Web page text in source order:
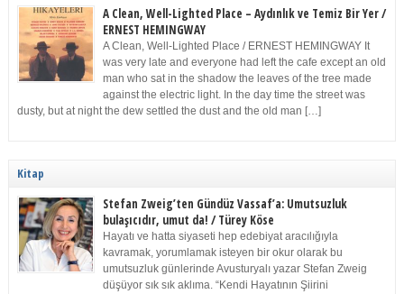
A Clean, Well-Lighted Place – Aydınlık ve Temiz Bir Yer /
ERNEST HEMINGWAY
A Clean, Well-Lighted Place / ERNEST HEMINGWAY It
was very late and everyone had left the cafe except an old
man who sat in the shadow the leaves of the tree made
against the electric light. In the day time the street was
dusty, but at night the dew settled the dust and the old man […]
Kitap
Stefan Zweig’ten Gündüz Vassaf’a: Umutsuzluk
bulaşıcıdır, umut da! / Türey Köse
Hayatı ve hatta siyaseti hep edebiyat aracılığıyla
kavramak, yorumlamak isteyen bir okur olarak bu
umutsuzluk günlerinde Avusturyalı yazar Stefan Zweig
düşüyor sık sık aklıma. “Kendi Hayatının Şiirini